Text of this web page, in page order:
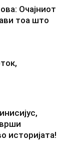
Очајниот
тоа што
историјата!